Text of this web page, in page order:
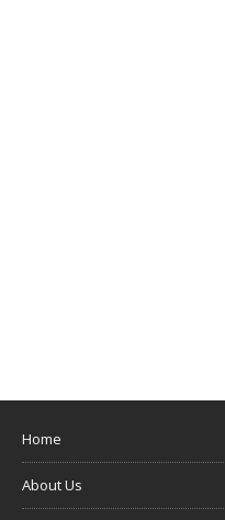
Home
About Us